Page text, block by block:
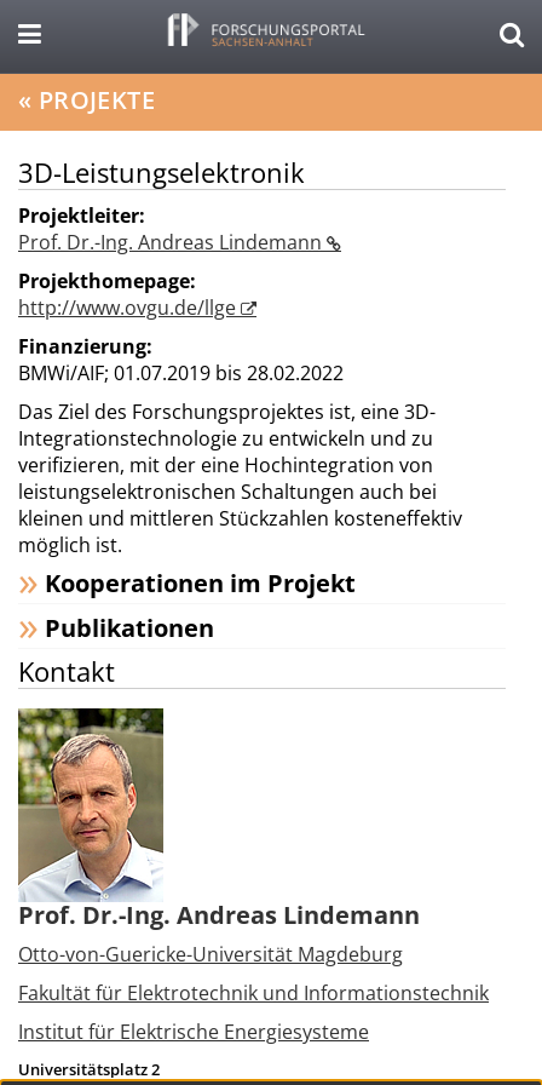
« PROJEKTE
3D-Leistungselektronik
Projektleiter:
Prof. Dr.-Ing. Andreas Lindemann
Projekthomepage:
http://www.ovgu.de/llge
Finanzierung:
BMWi/AIF; 01.07.2019 bis 28.02.2022
Das Ziel des Forschungsprojektes ist, eine 3D-
Integrationstechnologie zu entwickeln und zu
verifizieren, mit der eine Hochintegration von
leistungselektronischen Schaltungen auch bei
kleinen und mittleren Stückzahlen kosteneffektiv
möglich ist.
Kooperationen im Projekt
Publikationen
Kontakt
Prof. Dr.-Ing. Andreas Lindemann
Otto-von-Guericke-Universität Magdeburg
Fakultät für Elektrotechnik und Informationstechnik
Institut für Elektrische Energiesysteme
Universitätsplatz 2